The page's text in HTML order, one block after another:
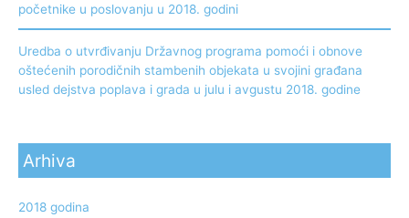
početnike u poslovanju u 2018. godini
Uredba o utvrđivanju Državnog programa pomoći i obnove
oštećenih porodičnih stambenih objekata u svojini građana
usled dejstva poplava i grada u julu i avgustu 2018. godine
Arhiva
2018 godina